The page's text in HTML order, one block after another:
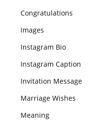
Congratulations
Images
Instagram Bio
Instagram Caption
Invitation Message
Marriage Wishes
Meaning